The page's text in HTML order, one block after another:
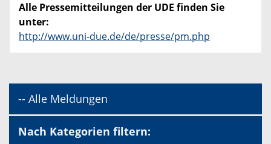
Alle Pressemitteilungen der UDE finden Sie
unter:
http://www.uni-due.de/de/presse/pm.php
-- Alle Meldungen
Nach Kategorien filtern: